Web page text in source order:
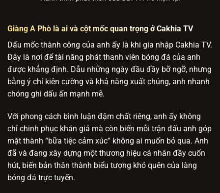
Giàng A Phò là ai và cột mốc quan trọng ở Cakhia TV
Dấu mốc thành công của anh ấy là khi gia nhập Cakhia TV.
Đây là nơi để tài năng phát thanh viên bóng đá của anh
được khẳng định. Dẫu những ngày đầu đầy bỡ ngỡ, nhưng
bằng ý chí kiên cường và khả năng xuất chúng, anh nhanh
chóng ghi dấu ấn mạnh mẽ.
Với phong cách bình luận đậm chất riêng, anh ấy không
chỉ chinh phục khán giả mà còn biến mỗi trận đấu anh góp
mặt thành “bữa tiệc cảm xúc” không ai muốn bỏ qua. Anh
đã và đang xây dựng một thương hiệu cá nhân đầy cuốn
hút, biến bản thân thành biểu tượng khó quên của làng
bóng đá trực tuyến.